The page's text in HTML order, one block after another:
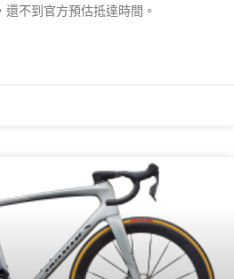
還不到官方預估抵達時間。